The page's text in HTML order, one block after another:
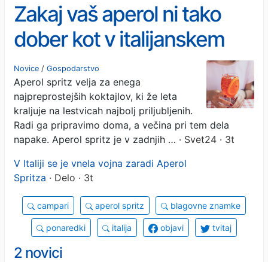
Zakaj vaš aperol ni tako
dober kot v italijanskem
baru? 5 pogostih napak
Novice / Gospodarstvo
Aperol spritz velja za enega
najpreprostejših koktajlov, ki že leta
kraljuje na lestvicah najbolj priljubljenih.
Radi ga pripravimo doma, a večina pri tem dela
napake. Aperol spritz je v zadnjih … · Svet24 · 3t
V Italiji se je vnela vojna zaradi Aperol
Spritza · Delo · 3t
campari aperol spritz blagovne znamke
ponaredki italija objavi tvitaj
2 novici